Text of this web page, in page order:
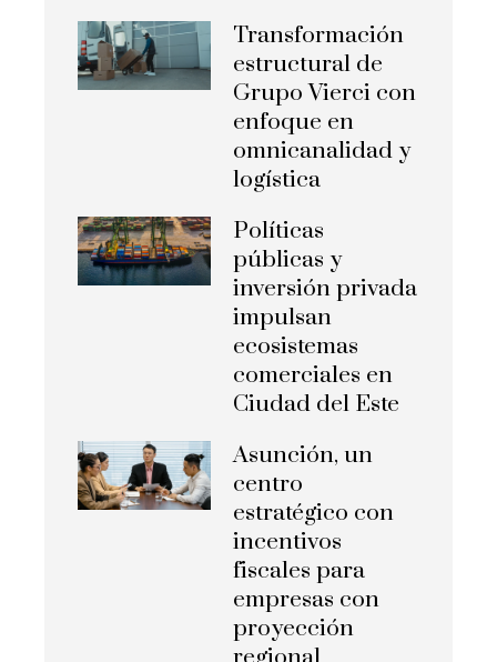
Transformación
estructural de
Grupo Vierci con
enfoque en
omnicanalidad y
logística
Políticas
públicas y
inversión privada
impulsan
ecosistemas
comerciales en
Ciudad del Este
Asunción, un
centro
estratégico con
incentivos
fiscales para
empresas con
proyección